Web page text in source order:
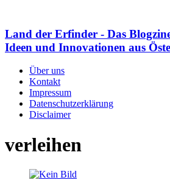
Land der Erfinder - Das
Ideen und Innovationen aus
Über uns
Kontakt
Impressum
Datenschutzerklärung
Disclaimer
verleihen